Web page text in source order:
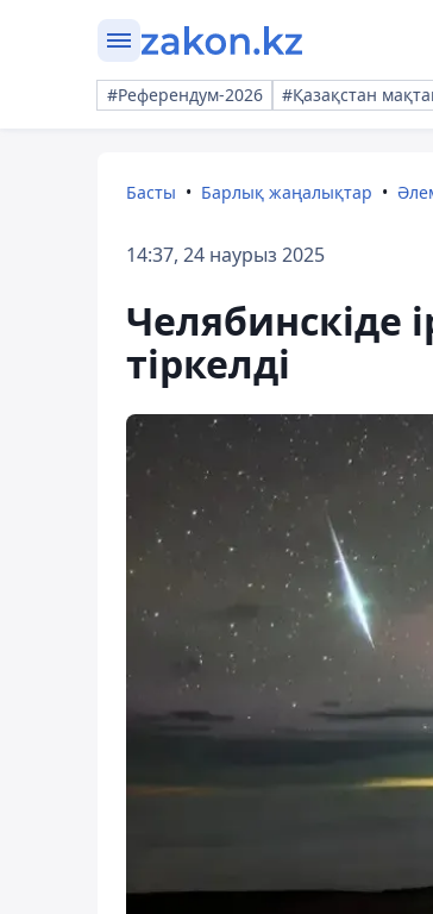
#Референдум-2026 #Қазақстан
Басты Барлық жаңалықтар
14:37, 24 наурыз 2025
Челябинскіде
тіркелді